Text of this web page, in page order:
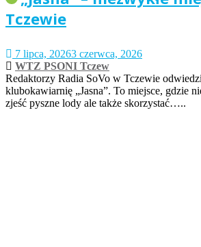
Tczewie
7 lipca, 20263 czerwca, 2026
WTZ PSONI Tczew
Redaktorzy Radia SoVo w Tczewie
klubokawiarnię „Jasna”. To miejsce, gdzie
zjeść pyszne lody ale także skorzystać…..